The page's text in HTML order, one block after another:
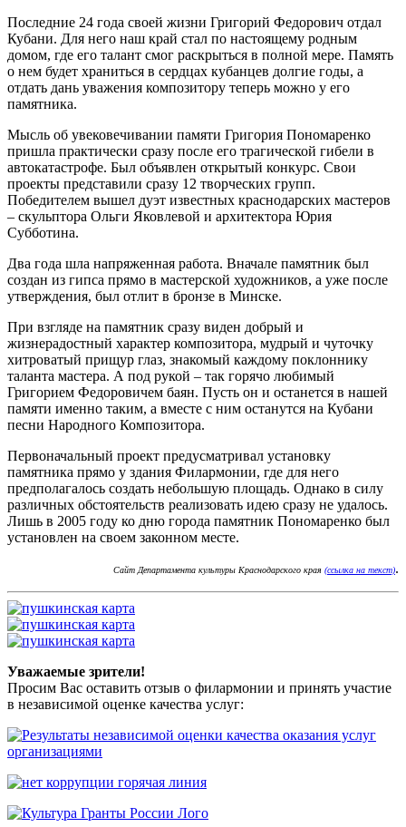
Последние 24 года своей жизни Григорий Федорович отдал
Кубани. Для него наш край стал по настоящему родным
домом, где его талант смог раскрыться в полной мере. Память
о нем будет храниться в сердцах кубанцев долгие годы, а
отдать дань уважения композитору теперь можно у его
памятника.
Мысль об увековечивании памяти Григория Пономаренко
пришла практически сразу после его трагической гибели в
автокатастрофе. Был объявлен открытый конкурс. Свои
проекты представили сразу 12 творческих групп.
Победителем вышел дуэт известных краснодарских мастеров
– скульптора Ольги Яковлевой и архитектора Юрия
Субботина.
Два года шла напряженная работа. Вначале памятник был
создан из гипса прямо в мастерской художников, а уже после
утверждения, был отлит в бронзе в Минске.
При взгляде на памятник сразу виден добрый и
жизнерадостный характер композитора, мудрый и чуточку
хитроватый прищур глаз, знакомый каждому поклоннику
таланта мастера. А под рукой – так горячо любимый
Григорием Федоровичем баян. Пусть он и останется в нашей
памяти именно таким, а вместе с ним останутся на Кубани
песни Народного Композитора.
Первоначальный проект предусматривал установку
памятника прямо у здания Филармонии, где для него
предполагалось создать небольшую площадь. Однако в силу
различных обстоятельств реализовать идею сразу не удалось.
Лишь в 2005 году ко дню города памятник Пономаренко был
установлен на своем законном месте.
Сайт Департамента культуры Краснодарского края (ссылка на текст).
Уважаемые зрители!
Просим Вас оставить отзыв о филармонии и принять участие
в независимой оценке качества услуг: